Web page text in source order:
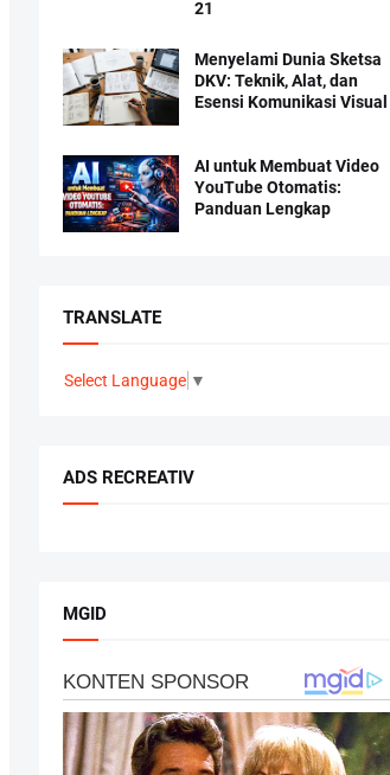
21
Menyelami Dunia Sketsa
DKV: Teknik, Alat, dan
Esensi Komunikasi Visual
AI untuk Membuat Video
YouTube Otomatis:
Panduan Lengkap
TRANSLATE
Select Language ▼
ADS RECREATIV
MGID